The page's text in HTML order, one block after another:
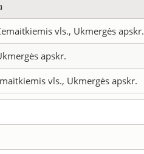
vls., Ukmergės apskr.
apskr.
vls., Ukmergės apskr.